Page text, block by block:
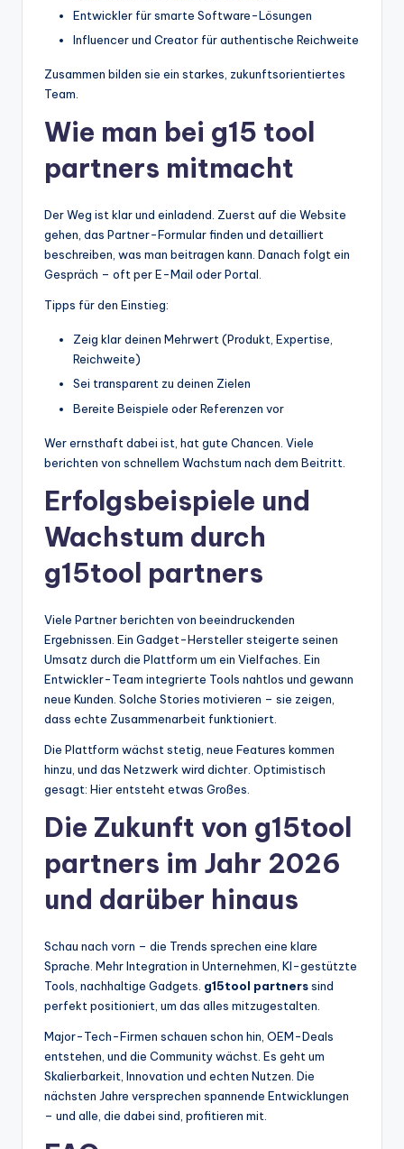
Entwickler für smarte Software-Lösungen
Influencer und Creator für authentische Reichweite
Zusammen bilden sie ein starkes, zukunftsorientiertes
Team.
Wie man bei g15 tool
partners mitmacht
Der Weg ist klar und einladend. Zuerst auf die Website
gehen, das Partner-Formular finden und detailliert
beschreiben, was man beitragen kann. Danach folgt ein
Gespräch – oft per E-Mail oder Portal.
Tipps für den Einstieg:
Zeig klar deinen Mehrwert (Produkt, Expertise,
Reichweite)
Sei transparent zu deinen Zielen
Bereite Beispiele oder Referenzen vor
Wer ernsthaft dabei ist, hat gute Chancen. Viele
berichten von schnellem Wachstum nach dem Beitritt.
Erfolgsbeispiele und
Wachstum durch
g15tool partners
Viele Partner berichten von beeindruckenden
Ergebnissen. Ein Gadget-Hersteller steigerte seinen
Umsatz durch die Plattform um ein Vielfaches. Ein
Entwickler-Team integrierte Tools nahtlos und gewann
neue Kunden. Solche Stories motivieren – sie zeigen,
dass echte Zusammenarbeit funktioniert.
Die Plattform wächst stetig, neue Features kommen
hinzu, und das Netzwerk wird dichter. Optimistisch
gesagt: Hier entsteht etwas Großes.
Die Zukunft von g15tool
partners im Jahr 2026
und darüber hinaus
Schau nach vorn – die Trends sprechen eine klare
Sprache. Mehr Integration in Unternehmen, KI-gestützte
Tools, nachhaltige Gadgets. g15tool partnerssind
perfekt positioniert, um das alles mitzugestalten.
Major-Tech-Firmen schauen schon hin, OEM-Deals
entstehen, und die Community wächst. Es geht um
Skalierbarkeit, Innovation und echten Nutzen. Die
nächsten Jahre versprechen spannende Entwicklungen
– und alle, die dabei sind, profitieren mit.